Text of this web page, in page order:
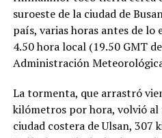
suroeste de la ciudad de
país, varias horas antes de lo
4.50 hora local (19.50 GMT
Administración
La tormenta, que arrastró
kilómetros por hora, volvió al
ciudad costera de Ulsan, 307